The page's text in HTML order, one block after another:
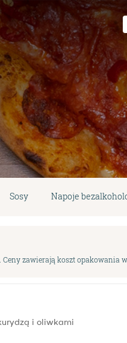
Sosy Napoje
zawierają koszt opakowania
i oliwkami